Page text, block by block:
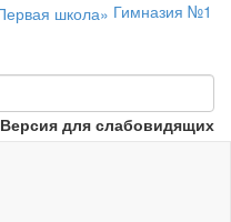
Гимназия №1
Версия для слабовидящих